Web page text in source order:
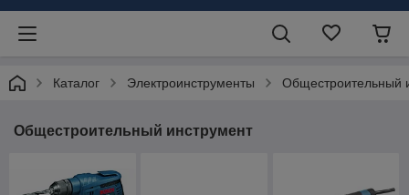
Каталог Электроинструменты Общестроительный
Общестроительный инструмент